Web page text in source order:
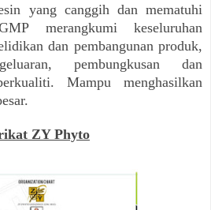
yang canggih dan mematuhi
merangkumi keseluruhan
dan pembangunan produk,
pembungkusan dan
Mampu menghasilkan
ZY Phyto